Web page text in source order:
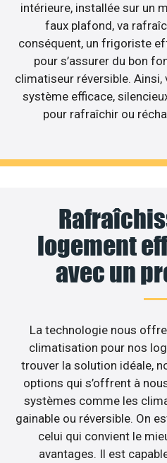
intérieure, installée sur un
faux plafond, va
conséquent, un frigoriste
pour s’assurer du bon
climatiseur réversible. Ainsi,
système efficace,
pour rafraîchir ou
logement
avec un
La technologie nous
climatisation pour nos
trouver la solution idéale,
options qui s’offrent à
systèmes comme les
gainable ou réversible. On
celui qui convient le
avantages. Il est